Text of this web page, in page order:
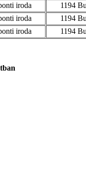
iroda
1194
iroda
1194
iroda 1194